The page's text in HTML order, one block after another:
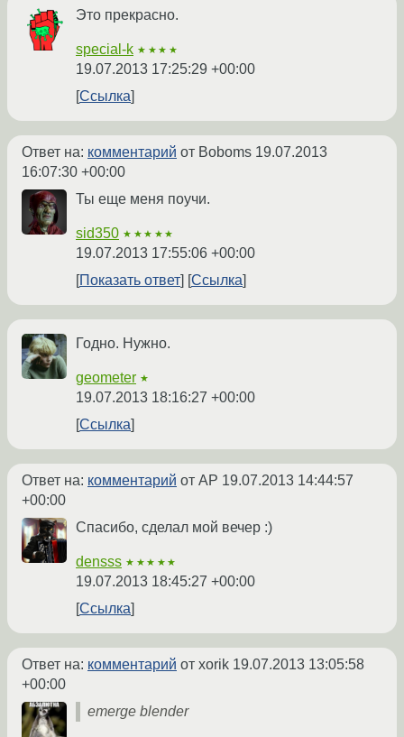
Это прекрасно.
special-k ★★★★
19.07.2013 17:25:29 +00:00
Ссылка
Ответ на: комментарий от Boboms 19.07.2013
16:07:30 +00:00
Ты еще меня поучи.
sid350 ★★★★★
19.07.2013 17:55:06 +00:00
Показать ответ
Ссылка
Годно. Нужно.
geometer ★
19.07.2013 18:16:27 +00:00
Ссылка
Ответ на: комментарий от AP 19.07.2013 14:44:57
+00:00
Спасибо, сделал мой вечер :)
densss ★★★★★
19.07.2013 18:45:27 +00:00
Ссылка
Ответ на: комментарий от xorik 19.07.2013 13:05:58
+00:00
emerge blender